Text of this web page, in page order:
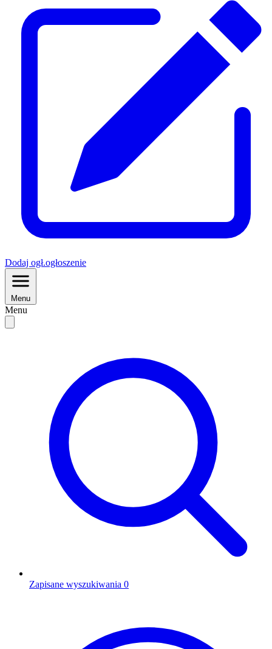
Dodaj ogł.ogłoszenie
Menu
Menu
Zapisane wyszukiwania 0